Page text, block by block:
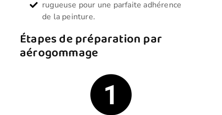
rugueuse pour une parfaite adhérence
de la peinture.
Étapes de préparation par
aérogommage